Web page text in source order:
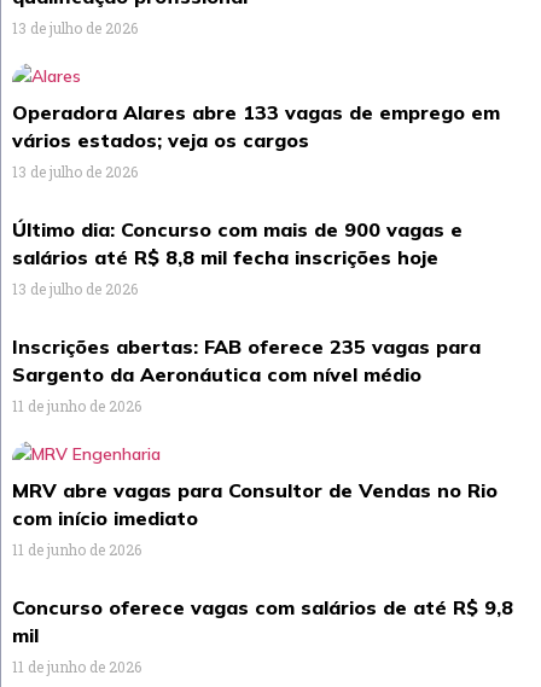
13 de julho de 2026
Operadora Alares abre 133 vagas de emprego em
vários estados; veja os cargos
13 de julho de 2026
Último dia: Concurso com mais de 900 vagas e
salários até R$ 8,8 mil fecha inscrições hoje
13 de julho de 2026
Inscrições abertas: FAB oferece 235 vagas para
Sargento da Aeronáutica com nível médio
11 de junho de 2026
MRV abre vagas para Consultor de Vendas no Rio
com início imediato
11 de junho de 2026
Concurso oferece vagas com salários de até R$ 9,8
mil
11 de junho de 2026